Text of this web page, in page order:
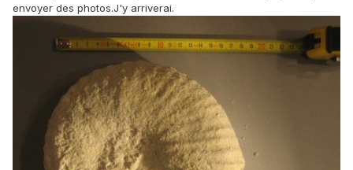
envoyer des photos.J'y arriverai.